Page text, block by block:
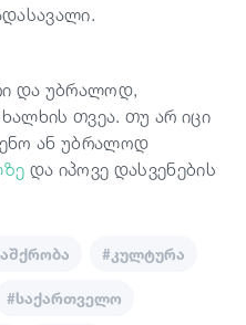
და უბრალოდ,
თვეა. თუ არ იცი
ან უბრალოდ
და იპოვე დასვენების
#კულტურა
#საქართველო